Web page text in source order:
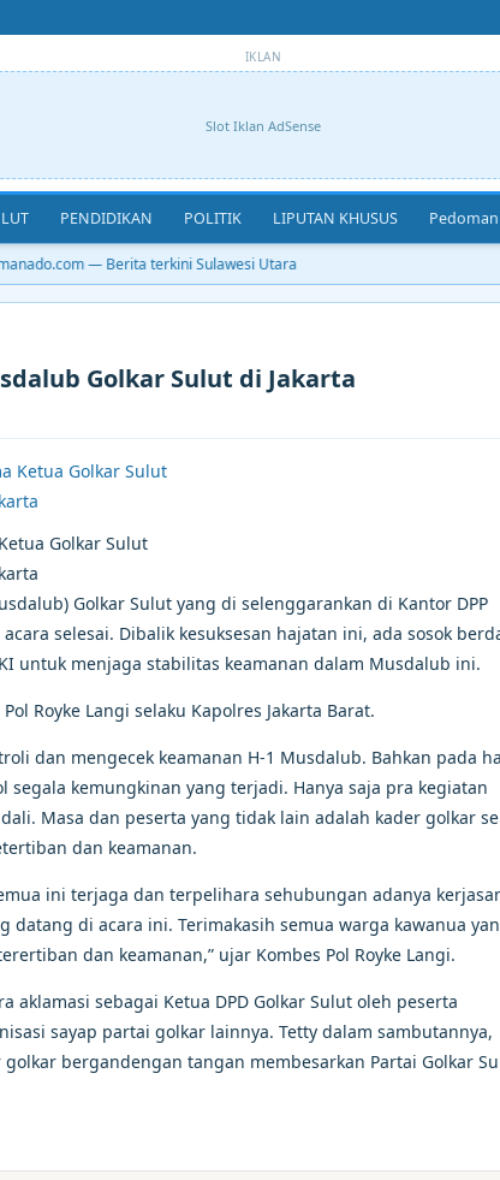
IKLAN
Slot Iklan AdSense
PENDIDIKAN POLITIK LIPUTAN KHUSUS
— Berita terkini Sulawesi Utara
Golkar Sulut di Jakarta
Golkar Sulut
Golkar Sulut yang di selenggarankan di Kantor DPP
selesai. Dibalik kesuksesan hajatan ini, ada sosok
untuk menjaga stabilitas keamanan dalam Musdalub ini.
Royke Langi selaku Kapolres Jakarta Barat.
dan mengecek keamanan H-1 Musdalub. Bahkan pada
kemungkinan yang terjadi. Hanya saja pra kegiatan
Masa dan peserta yang tidak lain adalah kader golkar
dan keamanan.
ini terjaga dan terpelihara sehubungan adanya
datang di acara ini. Terimakasih semua warga kawanua
dan keamanan,” ujar Kombes Pol Royke Langi.
sebagai Ketua DPD Golkar Sulut oleh peserta
sayap partai golkar lainnya. Tetty dalam sambutannya,
bergandengan tangan membesarkan Partai Golkar